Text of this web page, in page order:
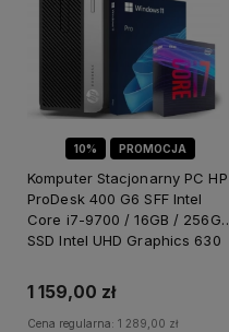
10% PROMOCJA
Komputer Stacjonarny PC HP
ProDesk 400 G6 SFF Intel
Core i7-9700 / 16GB / 256GB
SSD Intel UHD Graphics 630
1 159,00 zł
Cena regularna: 1 289,00 zł